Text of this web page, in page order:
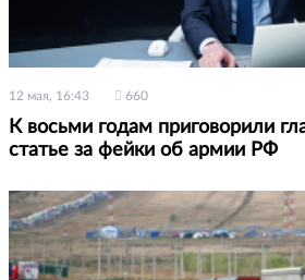
12 мая, 16:43 660
К восьми годам приговорили
статье за фейки об армии РФ